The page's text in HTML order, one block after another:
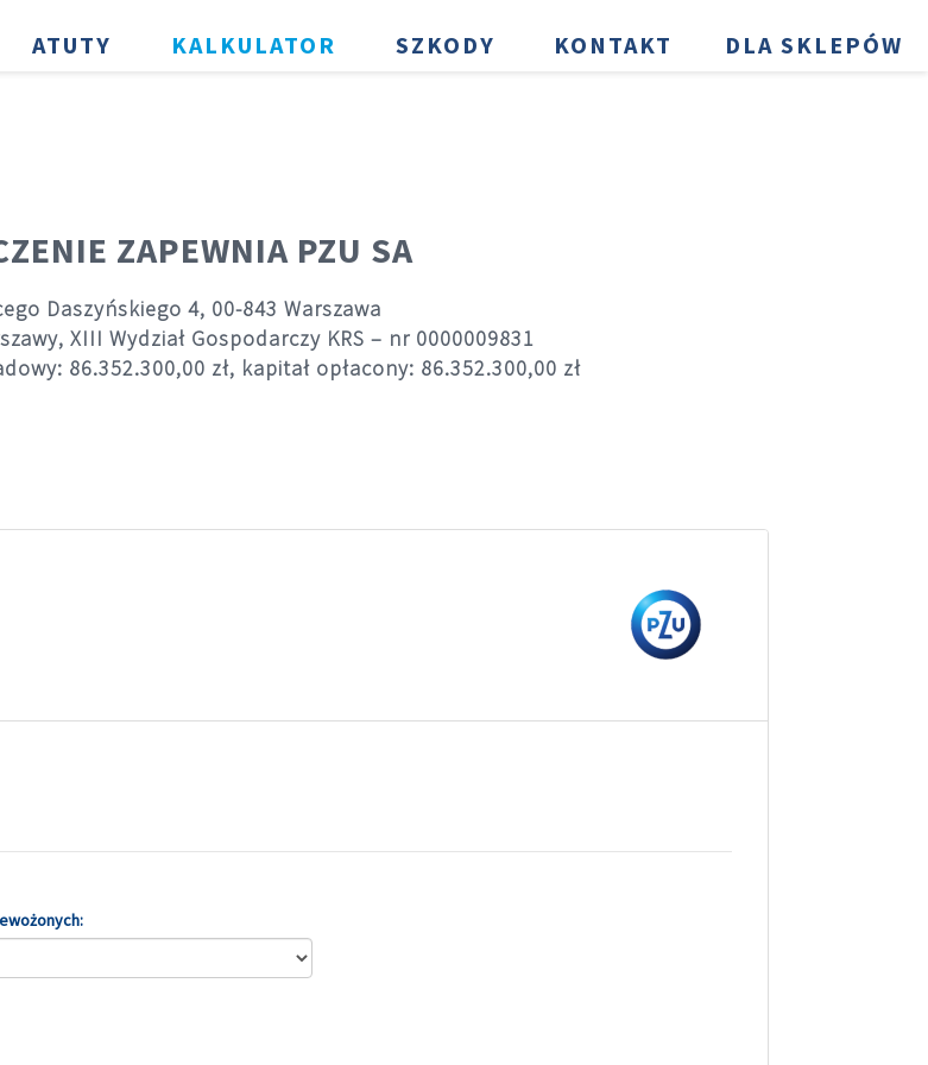
ATUTY KALKULATOR SZKODY KONTAKT DLA SKLEPÓW
ZAPEWNIA PZU SA
Daszyńskiego 4, 00-843 Warszawa
XIII Wydział Gospodarczy KRS – nr 0000009831
86.352.300,00 zł, kapitał opłacony: 86.352.300,00 zł